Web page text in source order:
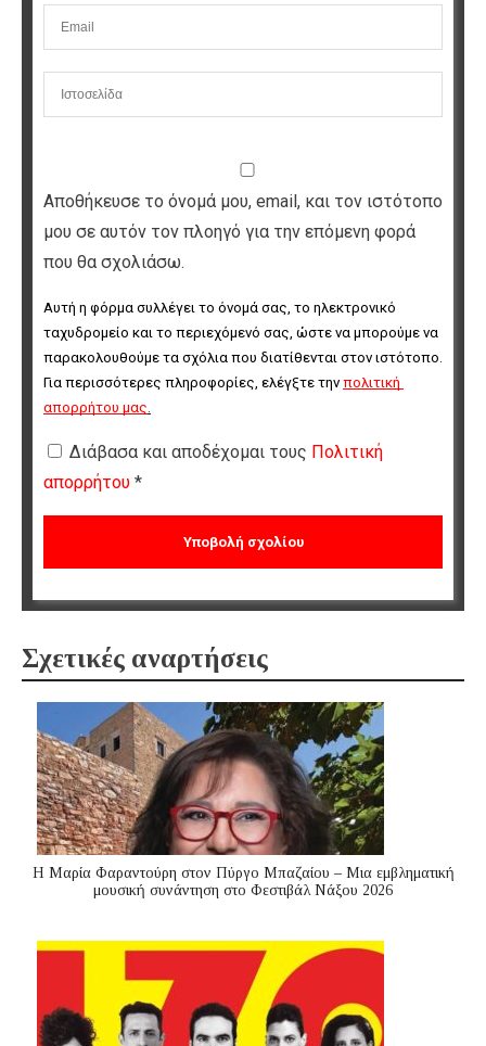
Αποθήκευσε το όνομά μου, email, και τον ιστότοπο
μου σε αυτόν τον πλοηγό για την επόμενη φορά
που θα σχολιάσω.
Αυτή η φόρμα συλλέγει το όνομά σας, το ηλεκτρονικό
ταχυδρομείο και το περιεχόμενό σας, ώστε να μπορούμε να
παρακολουθούμε τα σχόλια που διατίθενται στον ιστότοπο.
Για περισσότερες πληροφορίες, ελέγξτε την πολιτική
απορρήτου μας.
Διάβασα και αποδέχομαι τους Πολιτική
απορρήτου *
Σχετικές αναρτήσεις
Η Μαρία Φαραντούρη στον Πύργο Μπαζαίου – Μια εμβληματική
μουσική συνάντηση στο Φεστιβάλ Νάξου 2026